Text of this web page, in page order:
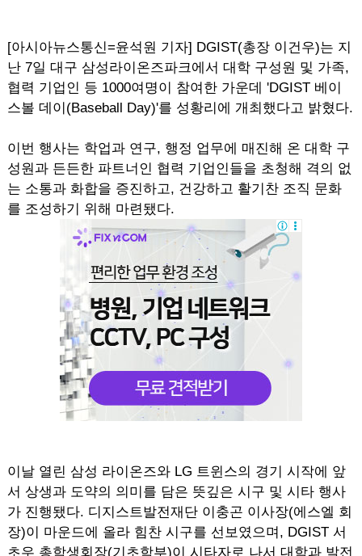
[아시아뉴스통신=윤석원 기자] DGIST(총장 이건우)는 지
난 7일 대구 삼성라이온즈파크에서 대학 구성원 및 가족,
협력 기업인 등 1000여명이 참여한 가운데 'DGIST 베이
스볼 데이(Baseball Day)'를 성황리에 개최했다고 밝혔다.
이번 행사는 학업과 연구, 행정 업무에 매진해 온 대학 구
성원과 든든한 파트너인 협력 기업인들을 초청해 격의 없
는 소통과 화합을 증진하고, 건강하고 활기찬 조직 문화
를 조성하기 위해 마련됐다.
이날 열린 삼성 라이온즈와 LG 트윈스의 경기 시작에 앞
서 상생과 도약의 의미를 담은 뜻깊은 시구 및 시타 행사
가 진행됐다. 디지스트발전재단 이충곤 이사장(에스엘 회
장)이 마운드에 올라 힘찬 시구를 선보였으며, DGIST 서
초우 총학생회장(기초학부)이 시타자로 나서 대학과 발전